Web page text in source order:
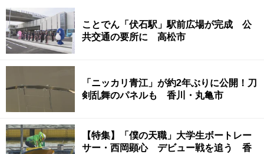
ことでん「伏石駅」駅前広場が完成 公
共交通の要所に 高松市
「ニッカリ青江」が約2年ぶりに公開！刀
剣乱舞のパネルも 香川・丸亀市
【特集】「僕の天職」大学生ボートレー
サー・西岡顕心 デビュー戦を追う 香